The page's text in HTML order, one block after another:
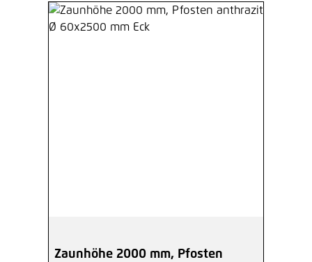
Zaunhöhe 2000 mm, Pfosten